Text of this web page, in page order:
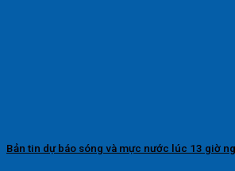
Bản tin dự báo sóng và mực nước lúc 13 giờ